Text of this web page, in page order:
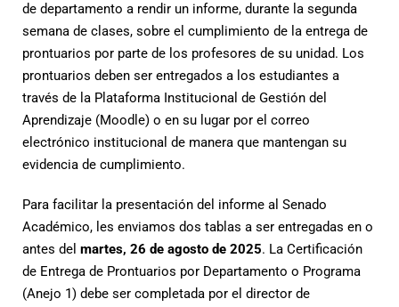
de departamento a rendir un informe, durante la segunda
semana de clases, sobre el cumplimiento de la entrega de
prontuarios por parte de los profesores de su unidad. Los
prontuarios deben ser entregados a los estudiantes a
través de la Plataforma Institucional de Gestión del
Aprendizaje (Moodle) o en su lugar por el correo
electrónico institucional de manera que mantengan su
evidencia de cumplimiento.
Para facilitar la presentación del informe al Senado
Académico, les enviamos dos tablas a ser entregadas en o
antes del martes, 26 de agosto de 2025. La Certificación
de Entrega de Prontuarios por Departamento o Programa
(Anejo 1) debe ser completada por el director de